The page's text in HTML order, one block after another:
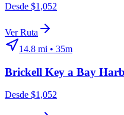
Desde $1,052
Ver Ruta
14.8 mi • 35m
Brickell Key a Bay
Desde $1,052